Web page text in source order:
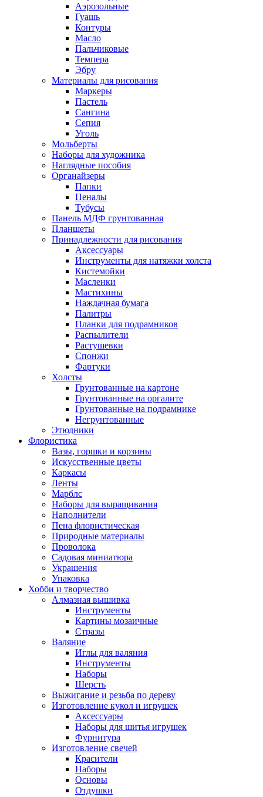
Аэрозольные
Гуашь
Контуры
Масло
Пальчиковые
Темпера
Эбру
Материалы для рисования
Маркеры
Пастель
Сангина
Сепия
Уголь
Мольберты
Наборы для художника
Наглядные пособия
Органайзеры
Папки
Пеналы
Тубусы
Панель МДФ грунтованная
Планшеты
Принадлежности для рисования
Аксессуары
Инструменты для натяжки холста
Кистемойки
Масленки
Мастихины
Наждачная бумага
Палитры
Планки для подрамников
Распылители
Растушевки
Спонжи
Фартуки
Холсты
Грунтованные на картоне
Грунтованные на оргалите
Грунтованные на подрамнике
Негрунтованные
Этюдники
Флористика
Вазы, горшки и корзины
Искусственные цветы
Каркасы
Ленты
Марблс
Наборы для выращивания
Наполнители
Пена флористическая
Природные материалы
Проволока
Садовая миниатюра
Украшения
Упаковка
Хобби и творчество
Алмазная вышивка
Инструменты
Картины мозаичные
Стразы
Валяние
Иглы для валяния
Инструменты
Наборы
Шерсть
Выжигание и резьба по дереву
Изготовление кукол и игрушек
Аксессуары
Наборы для шитья игрушек
Фурнитура
Изготовление свечей
Красители
Наборы
Основы
Отдушки